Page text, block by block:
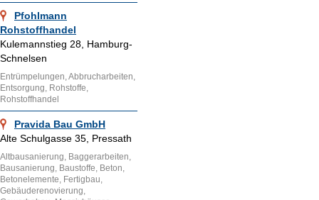
Pfohlmann
Rohstoffhandel
Kulemannstieg 28, Hamburg-
Schnelsen
Entrümpelungen, Abbrucharbeiten,
Entsorgung, Rohstoffe,
Rohstoffhandel
Pravida Bau GmbH
Alte Schulgasse 35, Pressath
Altbausanierung, Baggerarbeiten,
Bausanierung, Baustoffe, Beton,
Betonelemente, Fertigbau,
Gebäuderenovierung,